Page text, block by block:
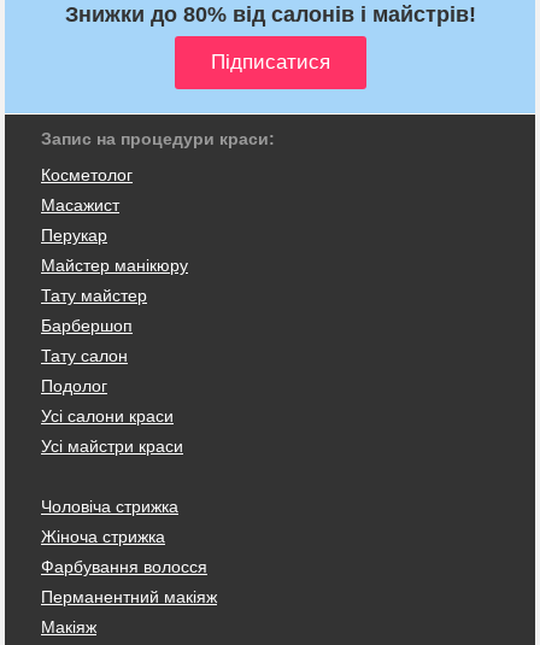
Знижки до 80% від салонів і майстрів!
Запис на процедури краси:
Косметолог
Масажист
Перукар
Майстер манікюру
Тату майстер
Барбершоп
Тату салон
Подолог
Усі салони краси
Усі майстри краси
Чоловіча стрижка
Жіноча стрижка
Фарбування волосся
Перманентний макіяж
Макіяж